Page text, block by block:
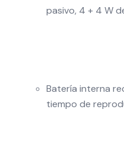
pasivo, 4 + 4 W
Batería interna
tiempo de